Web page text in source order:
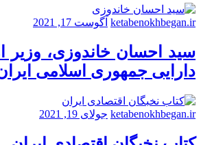
ketabenokhbegan.ir آگوست 17, 2021
سید احسان خاندوزی، وزیر
دارایی جمهوری اسلامی
ketabenokhbegan.ir جولای 19, 2021